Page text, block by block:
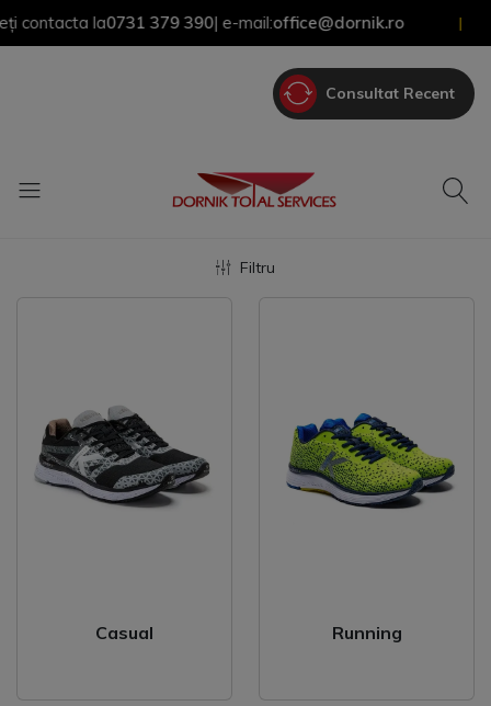
la0731 379 390| e-mail:office@dornik.ro
Consultat Recent
Filtru
Casual Running